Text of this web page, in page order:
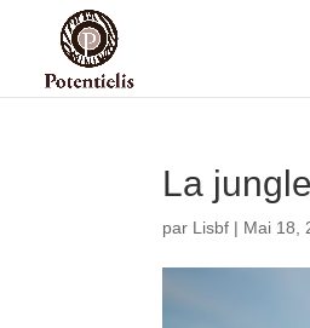
La
par Lisbf | Mai 18,